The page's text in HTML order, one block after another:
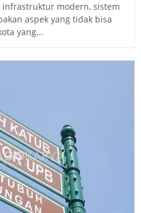
modern, sistem
aspek yang tidak bisa
yang...